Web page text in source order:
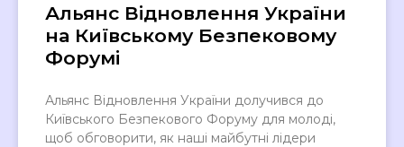
Альянс Відновлення України
на Київському Безпековому
Форумі
Альянс Відновлення України долучився до
Київського Безпекового Форуму для молоді,
щоб обговорити, як наші майбутні лідери